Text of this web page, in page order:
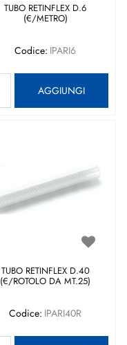
TUBO RETINFLEX D.6
(€/METRO)
Codice: IPARI6
AGGIUNGI
TUBO RETINFLEX D.40
(€/ROTOLO DA MT.25)
Codice: IPARI40R